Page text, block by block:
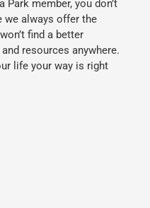
member, you don’t
we always offer the
find a better
resources anywhere.
life your way is right